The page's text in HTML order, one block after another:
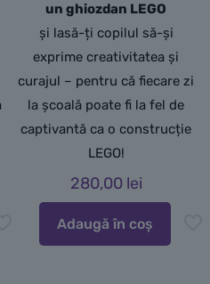
un ghiozdan LEGO
și lasă-ți copilul să-și
exprime creativitatea și
curajul – pentru că fiecare zi
la școală poate fi la fel de
captivantă ca o construcție
LEGO!
280,00 lei
Adaugă în coș